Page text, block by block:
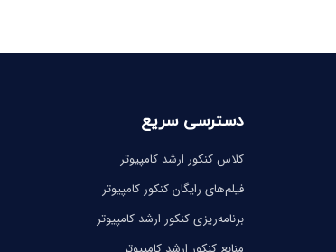
دسترسی سریع
کلاس کنکور ارشد کامپیوتر
فیلم‌های رایگان کنکور کامپیوتر
برنامه‌ریزی کنکور ارشد کامپیوتر